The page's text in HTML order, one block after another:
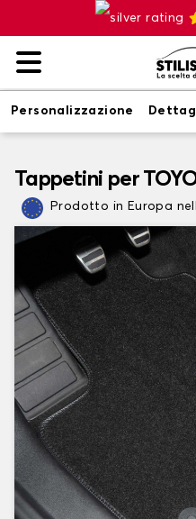
Personalizzazione
Tappetini per
Prodotto in Europa